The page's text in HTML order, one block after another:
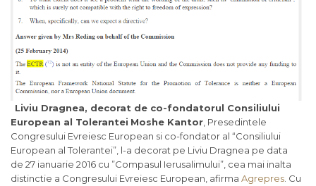
Liviu Dragnea, decorat de co-fondatorul Consiliului
European al Tolerantei Moshe Kantor , Presedintele
Congresului Evreiesc European si co-fondator al “Consiliului
European al Tolerantei”, l-a decorat pe Liviu Dragnea pe data
de 27 ianuarie 2016 cu ”Compasul Ierusalimului”, cea mai inalta
distinctie a Congresului Evreiesc European, afirma Agrepres . Cu